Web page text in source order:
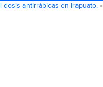
dosis antirrábicas en Irapuato. »